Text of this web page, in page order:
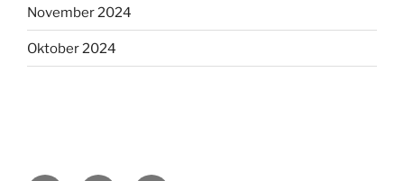
November 2024
Oktober 2024